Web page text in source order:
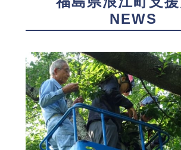
NEWS